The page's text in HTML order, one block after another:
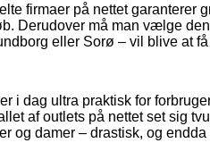
firmaer på nettet garanterer
Derudover må man vælge
eller Sorø – vil blive at
i dag ultra praktisk for
af outlets på nettet set sig
og damer – drastisk, og